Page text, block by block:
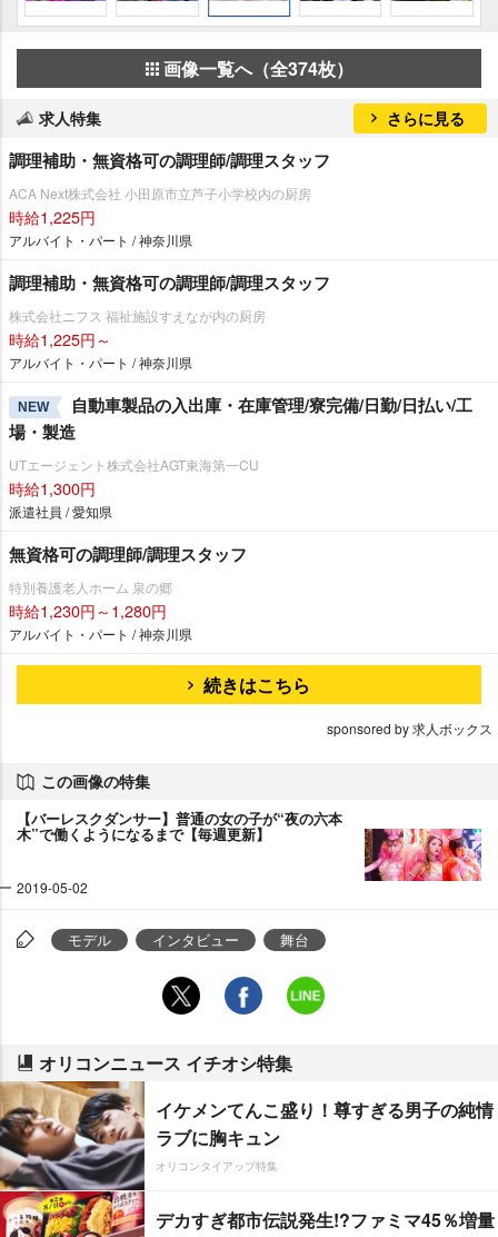
画像一覧へ（全374枚）
求人特集 さらに見る
調理補助・無資格可の調理師/調理スタッフ
ACA Next株式会社 小田原市立芦子小学校内の厨房
時給1,225円
アルバイト・パート / 神奈川県
調理補助・無資格可の調理師/調理スタッフ
株式会社ニフス 福祉施設すえなが内の厨房
時給1,225円～
アルバイト・パート / 神奈川県
NEW
自動車製品の入出庫・在庫管理/寮完備/日勤/日払い/工
場・製造
UTエージェント株式会社AGT東海第一CU
時給1,300円
派遣社員 / 愛知県
無資格可の調理師/調理スタッフ
特別養護老人ホーム 泉の郷
時給1,230円～1,280円
アルバイト・パート / 神奈川県
続きはこちら
sponsored by 求人ボックス
この画像の特集
【バーレスクダンサー】普通の女の子が“夜の六本
木”で働くようになるまで【毎週更新】
2019-05-02
モデル インタビュー 舞台
オリコンニュース イチオシ特集
イケメンてんこ盛り！尊すぎる男子の純情
ラブに胸キュン
オリコンタイアップ特集
デカすぎ都市伝説発生!?ファミマ45％増量